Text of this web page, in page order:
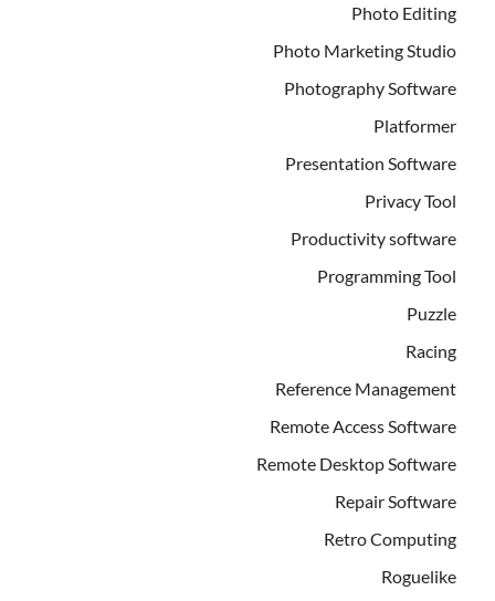
Photo Editing
Photo Marketing Studio
Photography Software
Platformer
Presentation Software
Privacy Tool
Productivity software
Programming Tool
Puzzle
Racing
Reference Management
Remote Access Software
Remote Desktop Software
Repair Software
Retro Computing
Roguelike